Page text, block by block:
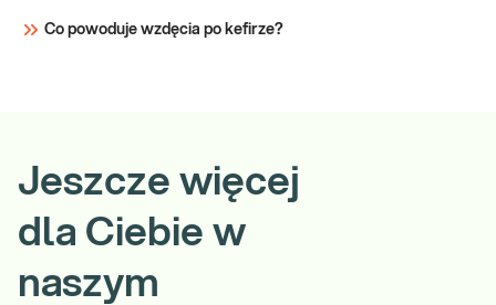
Co powoduje wzdęcia po kefirze?
Jeszcze więcej
dla Ciebie w
naszym